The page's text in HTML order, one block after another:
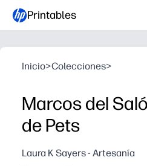
Printables
Inicio>Colecciones>
Marcos del
de Pets
Laura K Sayers - Artesanía